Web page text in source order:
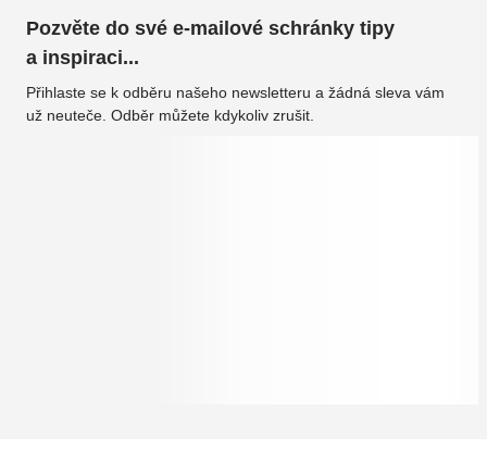
Pozvěte do své e-mailové schránky tipy
a inspiraci...
Přihlaste se k odběru našeho newsletteru a žádná sleva vám
už neuteče. Odběr můžete kdykoliv zrušit.